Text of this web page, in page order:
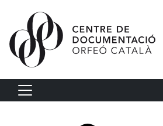
Vés al contingut
Navegació principal